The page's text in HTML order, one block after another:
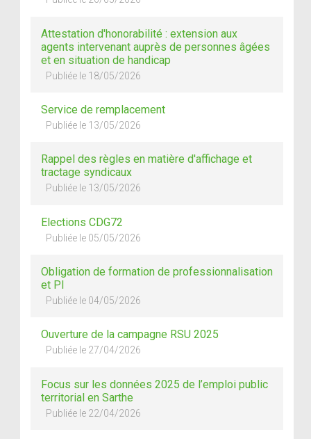
Attestation d'honorabilité : extension aux
agents intervenant auprès de personnes âgées
et en situation de handicap
Publiée le 18/05/2026
Service de remplacement
Publiée le 13/05/2026
Rappel des règles en matière d'affichage et
tractage syndicaux
Publiée le 13/05/2026
Elections CDG72
Publiée le 05/05/2026
Obligation de formation de professionnalisation
et PI
Publiée le 04/05/2026
Ouverture de la campagne RSU 2025
Publiée le 27/04/2026
Focus sur les données 2025 de l’emploi public
territorial en Sarthe
Publiée le 22/04/2026